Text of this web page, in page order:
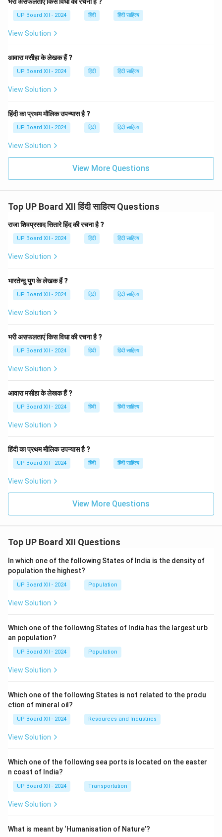
UP Board XII - 2024 हिंदी हिंदी साहित्य
View Solution
आवारा मसीहा के लेखक हैं ?
UP Board XII - 2024 हिंदी हिंदी साहित्य
View Solution
हिंदी का प्रथम मौलिक उपन्यास है ?
UP Board XII - 2024 हिंदी हिंदी साहित्य
View Solution
View More Questions
Top UP Board XII हिंदी साहित्य Questions
राजा शिवप्रसाद सितारे हिंद की रचना है ?
UP Board XII - 2024 हिंदी हिंदी साहित्य
View Solution
भारतेन्दु युग के लेखक हैं ?
UP Board XII - 2024 हिंदी हिंदी साहित्य
View Solution
भरी असफलताएं किस विधा की रचना है ?
UP Board XII - 2024 हिंदी हिंदी साहित्य
View Solution
आवारा मसीहा के लेखक हैं ?
UP Board XII - 2024 हिंदी हिंदी साहित्य
View Solution
हिंदी का प्रथम मौलिक उपन्यास है ?
UP Board XII - 2024 हिंदी हिंदी साहित्य
View Solution
View More Questions
Top UP Board XII Questions
In which one of the following States of India is the density of
population the highest?
UP Board XII - 2024 Population
View Solution
Which one of the following States of India has the largest urb
an population?
UP Board XII - 2024 Population
View Solution
Which one of the following States is not related to the produ
ction of mineral oil?
UP Board XII - 2024 Resources and Industries
View Solution
Which one of the following sea ports is located on the easter
n coast of India?
UP Board XII - 2024 Transportation
View Solution
What is meant by ‘Humanisation of Nature’?